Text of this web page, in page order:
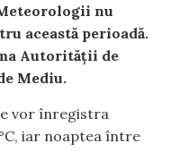
nu
această perioadă.
Autorității de
Mediu.
vor înregistra
iar noaptea între